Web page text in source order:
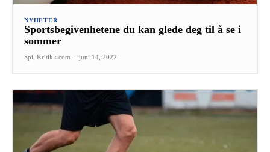
NYHETER
Sportsbegivenhetene du kan glede deg til å se i
sommer
SpillKritikk.com - juni 14, 2022